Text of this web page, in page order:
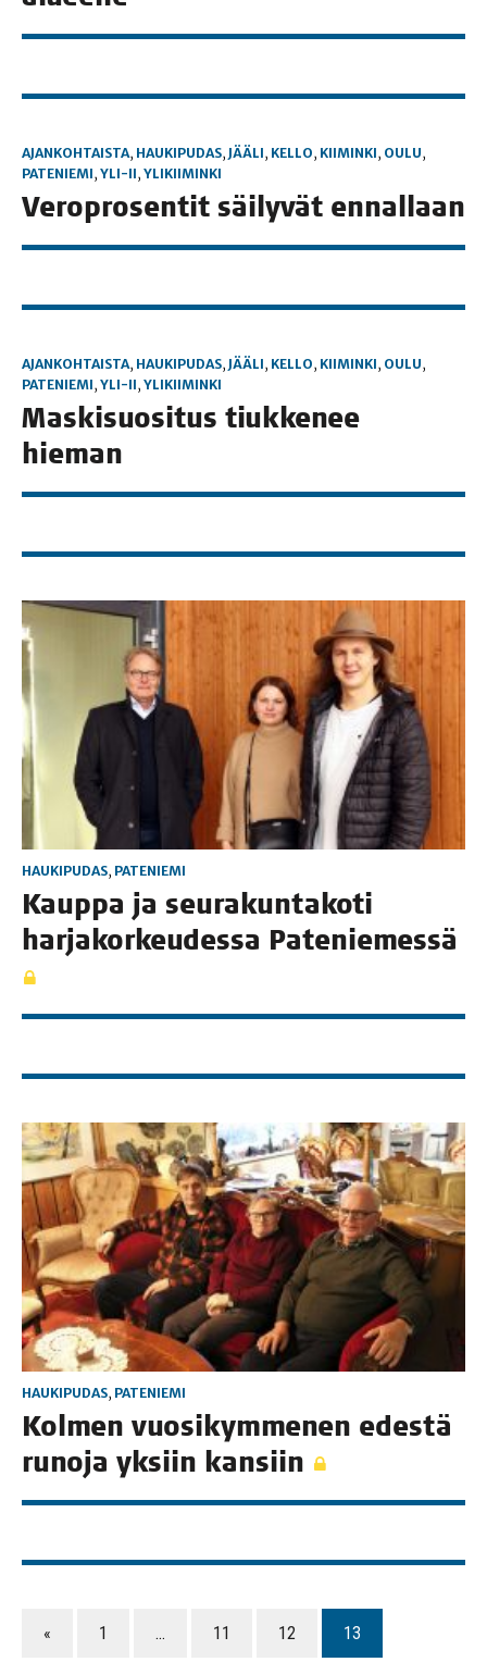
AJANKOHTAISTA, HAUKIPUDAS, JÄÄLI, KELLO, KIIMINKI, OULU,
PATENIEMI, YLI-II, YLIKIIMINKI
Vero­pro­sen­tit säi­ly­vät ennallaan
AJANKOHTAISTA, HAUKIPUDAS, JÄÄLI, KELLO, KIIMINKI, OULU,
PATENIEMI, YLI-II, YLIKIIMINKI
Mas­ki­suo­si­tus tiuk­ke­nee
hieman
HAUKIPUDAS, PATENIEMI
Kaup­pa ja seu­ra­kun­ta­ko­ti
har­ja­kor­keu­des­sa Pateniemessä
HAUKIPUDAS, PATENIEMI
Kol­men vuo­si­kym­me­nen edes­tä
runo­ja yksiin kansiin
« 1 … 11 12 13